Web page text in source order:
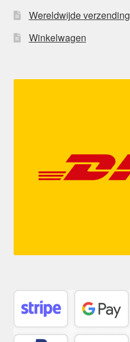
Wereldwijde verzending
Winkelwagen